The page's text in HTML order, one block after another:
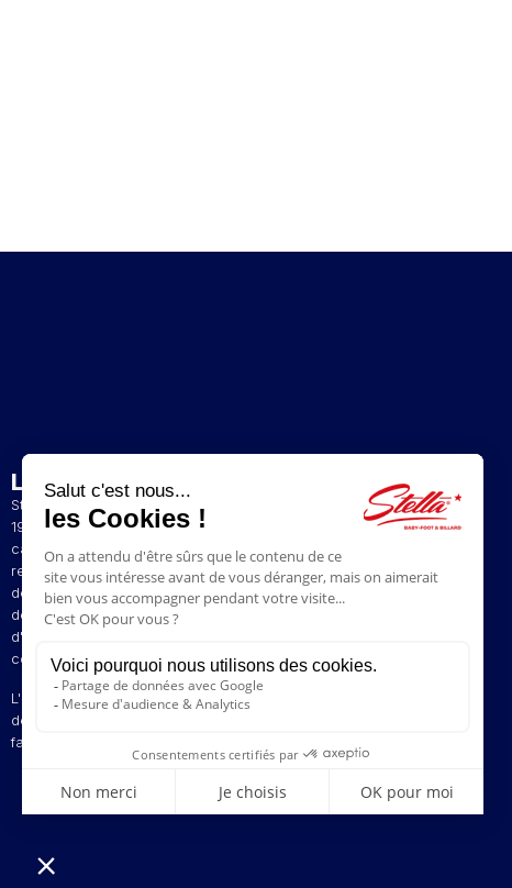
L’ENTREPRISE
Stella est un fabricant artisanal et français de baby-foot depuis
1928. La présence de nos baby-foot dans de nombreux bars et
cafés du Nord de la France a contribué à construire notre
renommée. Le style de jeu original de nos baby-foot vous permet
de profiter d'une expérience de jeu unique. Nous avons à coeur
de faire perdurer la tradition pour vous faire revivre vos émotions
d'antan en vous proposant des modèles vintages aux plus
contemporains.
L'innovation est au centre de nos préoccupations pour vous offrir
des baby-foot personnalisables à votre image. Stella, votre
fabricant d'émotions depuis 1928 !